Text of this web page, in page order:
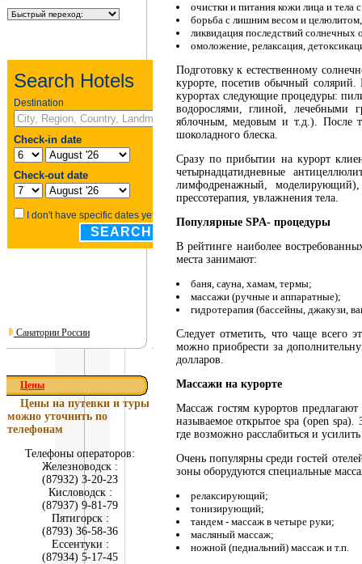
Санатории России
Цены
Цены на путевки и туры
можно уточнить по
телефонам
Телефоны операторов:
Железноводск :
(879З2) З-20-2З
Кисловодск :
(879З7) 9-81-79
Пятигорск :
(879З) З6-58-З6
Ессентуки :
(879З4) 5-17-45
очистки и питания кожи лица и тела
борьба с лишним весом и
ликвидация последствий солнечных
омоложение, релаксация,
Подготовку к естественному
курорте, посетив обычный
курортах следующие процедуры:
водорослями, глиной, лечебными
яблочным, медовым и т.д.). После
шоколадного блеска.
Сразу по прибытии на курорт
четырнадцатидневные
лимфодренажный,
прессотерапия, увлажнения тела.
Популярные SPA- процедуры
В рейтинге наиболее
места занимают:
баня, сауна, хамам, термы;
массажи (ручные и аппаратные);
гидротерапия (бассейны, джакузи,
Следует отметить, что чаще всего
можно приобрести за
долларов.
Массажи на курорте
Массаж гостям курортов
называемое открытое spa (open
где возможно расслабиться и
Очень популярны среди гостей
зоны оборудуются специальные
релаксирующий;
тонизирующий;
тандем - массаж в четыре руки;
масляный массаж;
ножной (педиальний) массаж и т.п.